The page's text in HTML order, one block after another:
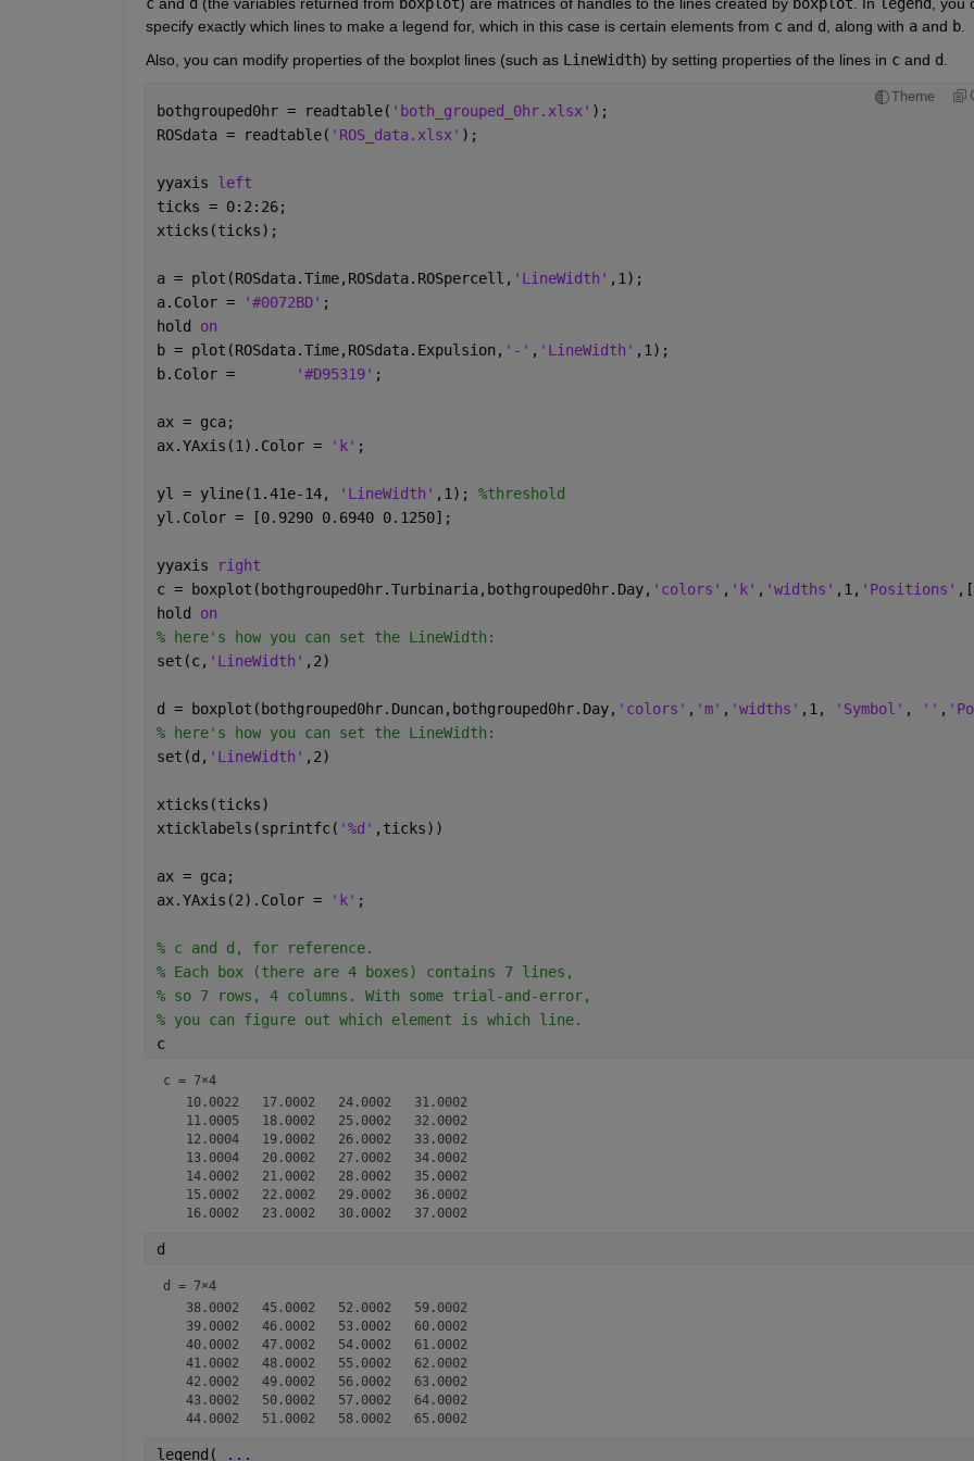
c and d (the variables returned from boxplot) are matrices of handles to the lines created by boxplot. In legend, you
specify exactly which lines to make a legend for, which in this case is certain elements from c and d, along with a and b.
Also, you can modify properties of the boxplot lines (such as LineWidth) by setting properties of the lines in c and d.
Theme
bothgrouped0hr = readtable( 'both_grouped_0hr.xlsx' );
ROSdata = readtable( 'ROS_data.xlsx' );
yyaxis left
ticks = 0:2:26;
xticks(ticks);
a = plot(ROSdata.Time,ROSdata.ROSpercell, 'LineWidth' ,1);
a.Color =
'#0072BD' ;
hold on
b = plot(ROSdata.Time,ROSdata.Expulsion, '-' , 'LineWidth' ,1);
'#D95319' ;
ax = gca;
ax.YAxis(1).Color =
'k' ;
yl = yline(1.41e-14, 'LineWidth' ,1); %threshold
yl.Color = [0.9290 0.6940 0.1250];
yyaxis
right
c = boxplot(bothgrouped0hr.Turbinaria,bothgrouped0hr.Day, 'colors' , 'k' , 'widths' ,1, 'Positions'
hold on
% here's how you can set the LineWidth:
set(c, 'LineWidth' ,2)
d = boxplot(bothgrouped0hr.Duncan,bothgrouped0hr.Day, 'colors' , 'm' , 'widths' ,1, 'Symbol' , '' ,
% here's how you can set the LineWidth:
set(d, 'LineWidth' ,2)
xticks(ticks)
xticklabels(sprintfc( '%d' ,ticks))
ax = gca;
ax.YAxis(2).Color =
'k' ;
% c and d, for reference.
% Each box (there are 4 boxes) contains 7 lines,
% so 7 rows, 4 columns. With some trial-and-error,
% you can figure out which element is which line.
c
c = 7×4
   10.0022   17.0002   24.0002   31.0002
   11.0005   18.0002   25.0002   32.0002
   12.0004   19.0002   26.0002   33.0002
   13.0004   20.0002   27.0002   34.0002
   14.0002   21.0002   28.0002   35.0002
   15.0002   22.0002   29.0002   36.0002
d
d = 7×4
   38.0002   45.0002   52.0002   59.0002
   39.0002   46.0002   53.0002   60.0002
   40.0002   47.0002   54.0002   61.0002
   41.0002   48.0002   55.0002   62.0002
   42.0002   49.0002   56.0002   63.0002
   43.0002   50.0002   57.0002   64.0002
legend(
...